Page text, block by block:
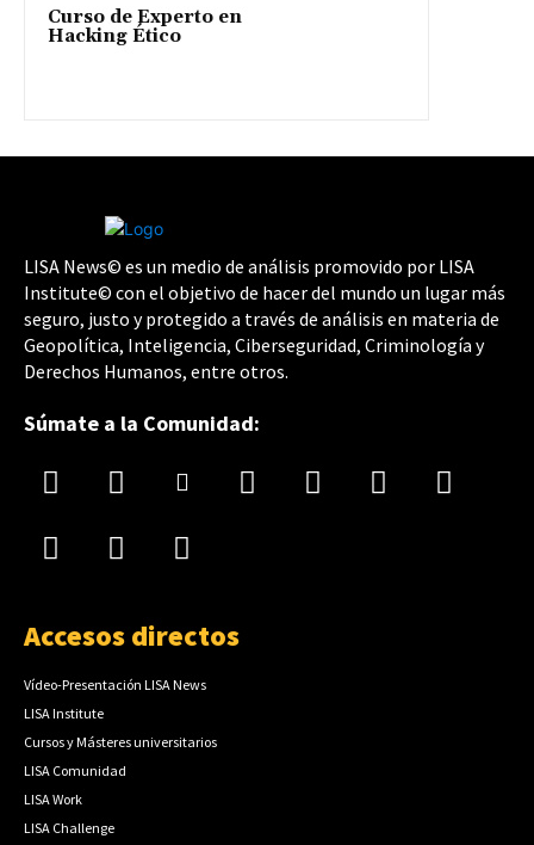
Curso de Experto en
Hacking Ético
LISA News© es un medio de análisis promovido por LISA
Institute© con el objetivo de hacer del mundo un lugar más
seguro, justo y protegido a través de análisis en materia de
Geopolítica, Inteligencia, Ciberseguridad, Criminología y
Derechos Humanos, entre otros.
Súmate a la Comunidad:
Accesos directos
Vídeo-Presentación LISA News
LISA Institute
Cursos y Másteres universitarios
LISA Comunidad
LISA Work
LISA Challenge